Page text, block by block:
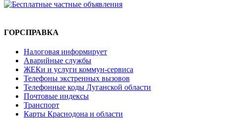
ГОРСПРАВКА
Налоговая информирует
Аварийные службы
ЖЕКи и услуги коммун-сервиса
Телефоны экстренных вызовов
Телефонные коды Луганской области
Почтовые индексы
Транспорт
Карты Краснодона и области